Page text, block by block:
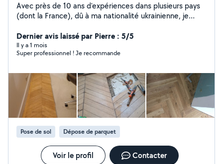
Avec près de 10 ans d'expériences dans plusieurs pays
(dont la France), dû à ma nationalité ukrainienne, je
Organisé rigoureux et dynamique, je serais ravi de
mettre à profit mon savoir-faire à votre service !
Dernier avis laissé par Pierre : 5/5
Il y a 1 mois
Super professionnel ! Je recommande
Pose de sol Dépose de parquet
Voir le profil Contacter